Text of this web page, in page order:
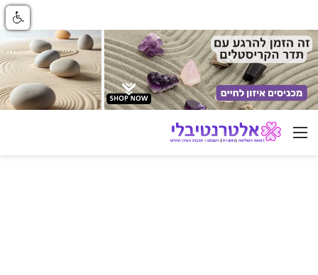
ניווט באתר